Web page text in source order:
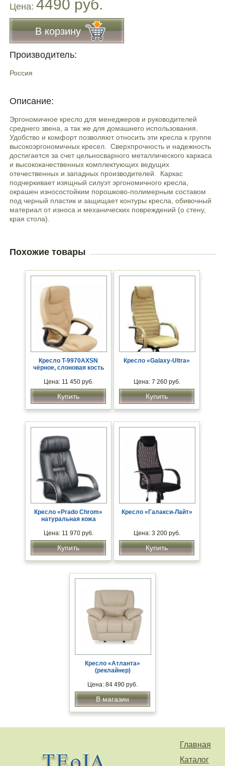
Цена: 4490 руб.
В корзину
Производитель:
Россия
Описание:
Эргономичное кресло для менеджеров и руководителей
среднего звена, а так же для домашнего использования.
Удобство и комфорт позволяют относить эти кресла к группе
высокоэргономичных кресел. Сверхпрочность и надежность
достигается за счет цельносварного металлического каркаса
и высококачественных комплектующих ведущих
отечественных и западных производителей. Каркас
подчеркивает изящный силуэт эргономичного кресла,
окрашен износостойким порошково-полимерным составом
под черный пластик и защищает контуры кресла, обивочный
материал от износа и механических повреждений (о стену,
края стола).
Похожие товары
Кресло T-9970AXSN
чёрное, слоновая кость
Цена: 11 450 руб.
Купить
Кресло «Galaxy-Ultra»
Цена: 7 260 руб.
Купить
Кресло «Prado Chrom»
натуральная кожа
Цена: 11 970 руб.
Купить
Кресло «Галакси-Лайт»
Цена: 3 200 руб.
Купить
Кресло «Атланта»
(реклайнер)
Цена: 84 490 руб.
В магазин
Главная
Каталог